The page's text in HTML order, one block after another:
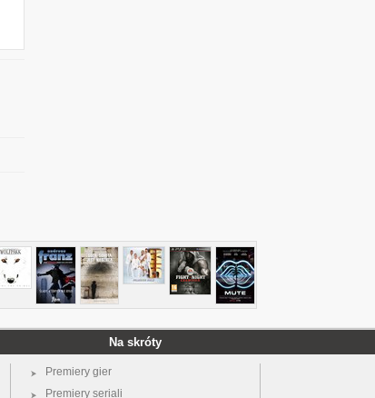
Na skróty
Premiery gier
Premiery seriali